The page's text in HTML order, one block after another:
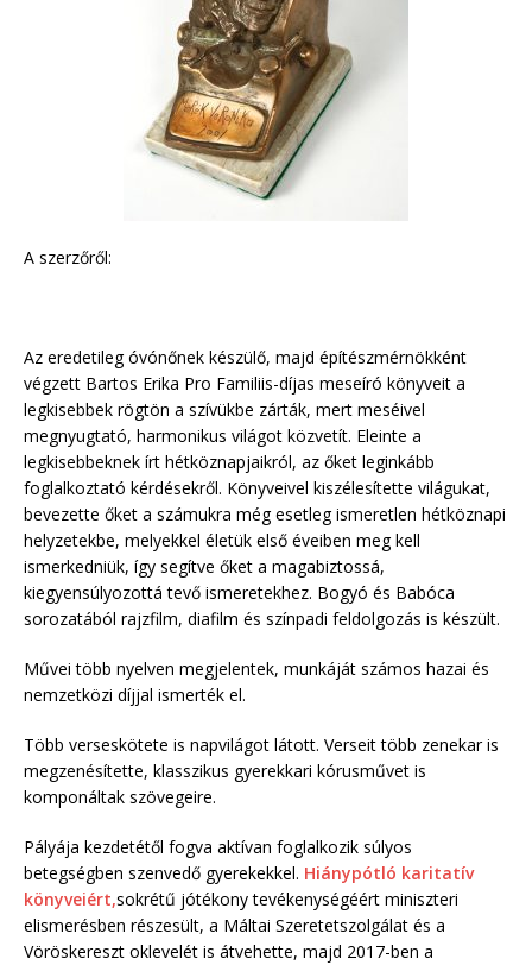
A szerzőről:
Az eredetileg óvónőnek készülő, majd építészmérnökként
végzett Bartos Erika Pro Familiis-díjas meseíró könyveit a
legkisebbek rögtön a szívükbe zárták, mert meséivel
megnyugtató, harmonikus világot közvetít. Eleinte a
legkisebbeknek írt hétköznapjaikról, az őket leginkább
foglalkoztató kérdésekről. Könyveivel kiszélesítette világukat,
bevezette őket a számukra még esetleg ismeretlen hétköznapi
helyzetekbe, melyekkel életük első éveiben meg kell
ismerkedniük, így segítve őket a magabiztossá,
kiegyensúlyozottá tevő ismeretekhez. Bogyó és Babóca
sorozatából rajzfilm, diafilm és színpadi feldolgozás is készült.
Művei több nyelven megjelentek, munkáját számos hazai és
nemzetközi díjjal ismerték el.
Több verseskötete is napvilágot látott. Verseit több zenekar is
megzenésítette, klasszikus gyerekkari kórusművet is
komponáltak szövegeire.
Pályája kezdetétől fogva aktívan foglalkozik súlyos
betegségben szenvedő gyerekekkel. Hiánypótló karitatív
könyveiért,sokrétű jótékony tevékenységéért miniszteri
elismerésben részesült, a Máltai Szeretetszolgálat és a
Vöröskereszt oklevelét is átvehette, majd 2017-ben a